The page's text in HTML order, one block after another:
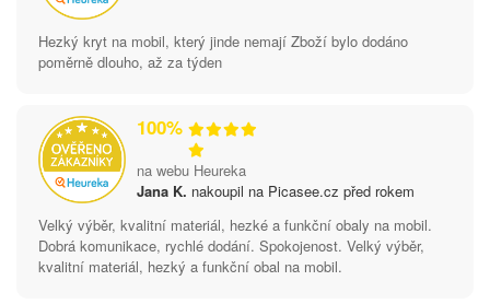
Hezký kryt na mobil, který jinde nemají Zboží bylo dodáno
poměrně dlouho, až za týden
100%
na webu Heureka
Jana K. nakoupil na Picasee.cz před rokem
Velký výběr, kvalitní materiál, hezké a funkční obaly na mobil.
Dobrá komunikace, rychlé dodání. Spokojenost. Velký výběr,
kvalitní materiál, hezký a funkční obal na mobil.